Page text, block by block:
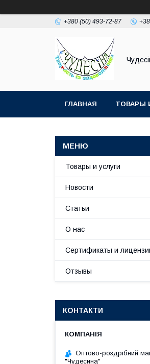
+380 (50) 493-72-87
ГЛАВНАЯ ТОВАРЫ
Товары и услуги
Новости
Статьи
О нас
Сертификаты и
Отзывы
КОНТАКТИ
Оптово-роздрібний
"Чудесина"